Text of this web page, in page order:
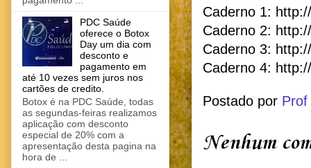
Caderno 1:
Caderno 2:
Caderno 3:
Caderno 4:
Postado por Prof
Nenhum
PDC Saúde
oferece o Botox
Day um dia com
desconto e
pagamento em
até 10 vezes sem juros nos
cartões de credito.
Botox é na PDC Saúde, todas
as segundas-feiras realizamos
aplicação com desconto
especial de 20% com a
apresentação desta pagina na
hora de ...